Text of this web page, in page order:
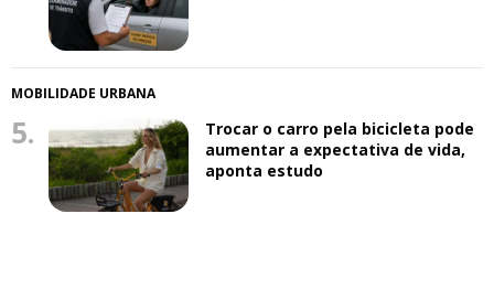
MOBILIDADE URBANA
5.
Trocar o carro pela bicicleta pode
aumentar a expectativa de vida,
aponta estudo